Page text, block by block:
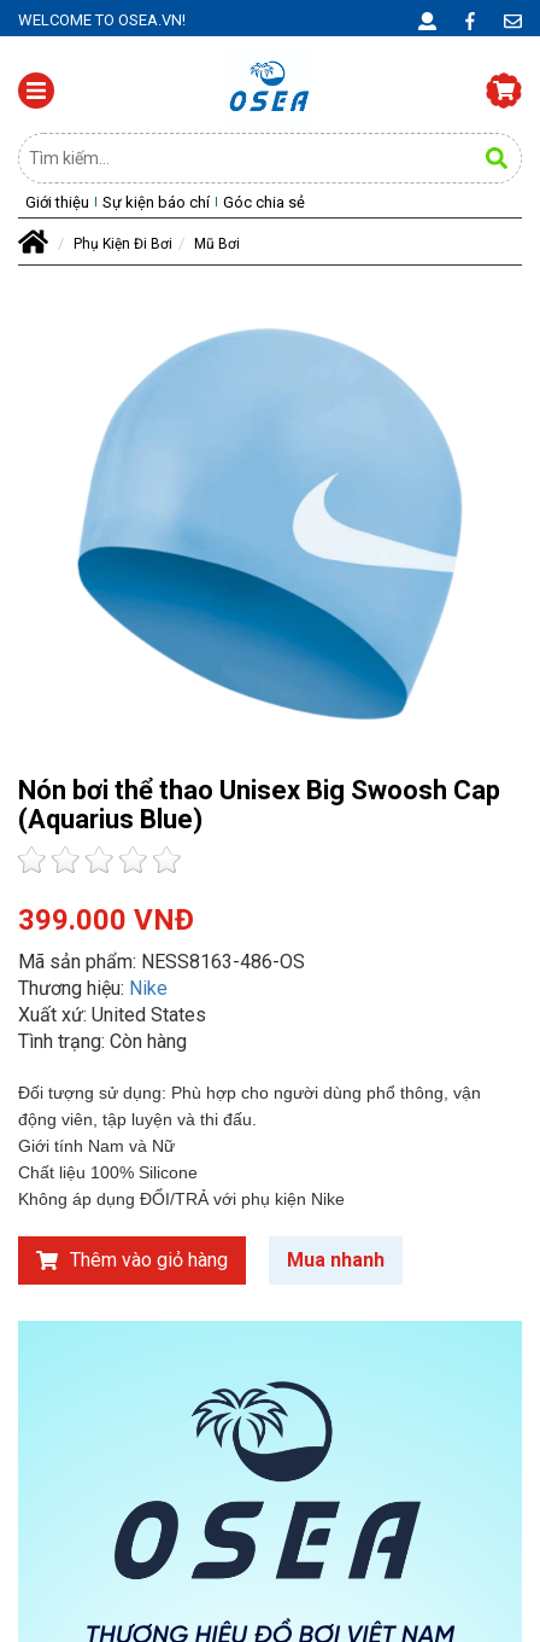
WELCOME TO OSEA.VN!
Giới thiệu Sự kiện báo chí Góc chia sẻ
Phụ Kiện Đi Bơi Mũ Bơi
Nón bơi thể thao Unisex Big Swoosh Cap
(Aquarius Blue)
399.000 VNĐ
Mã sản phẩm: NESS8163-486-OS
Thương hiệu: Nike
Xuất xứ: United States
Tình trạng: Còn hàng
Đối tượng sử dụng: Phù hợp cho người dùng phổ thông, vận
động viên, tập luyện và thi đấu.
Giới tính Nam và Nữ
Chất liệu 100% Silicone
Không áp dụng ĐỔI/TRẢ với phụ kiện Nike
Thêm vào giỏ hàng Mua nhanh